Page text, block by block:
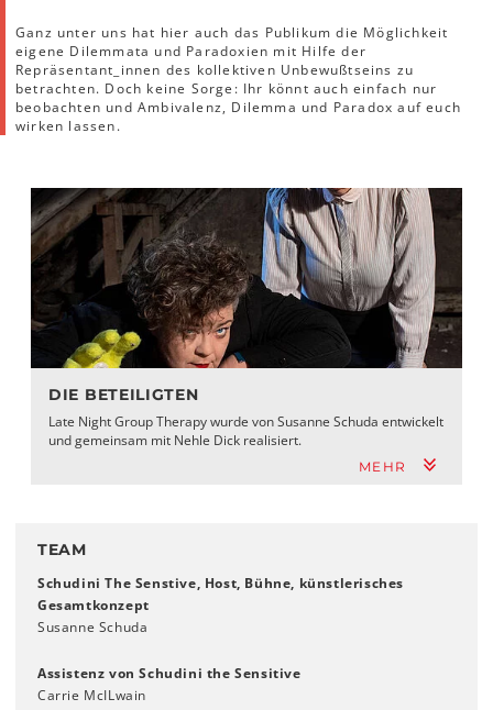
Ganz unter uns hat hier auch das Publikum die Möglichkeit
eigene Dilemmata und Paradoxien mit Hilfe der
Repräsentant_innen des kollektiven Unbewußtseins zu
betrachten. Doch keine Sorge: Ihr könnt auch einfach nur
beobachten und Ambivalenz, Dilemma und Paradox auf euch
wirken lassen.
DIE BETEILIGTEN
Late Night Group Therapy wurde von Susanne Schuda entwickelt
und gemeinsam mit Nehle Dick realisiert.
MEHR
TEAM
Schudini The Senstive, Host, Bühne, künstlerisches
Gesamtkonzept
Susanne Schuda
Assistenz von Schudini the Sensitive
Carrie McILwain